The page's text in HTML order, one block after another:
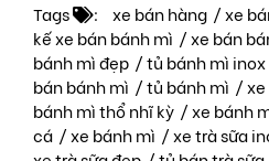
Tags : xe bán hàng /xe
kế xe bán bánh mì /xe bán
bánh mì đẹp /tủ bánh mì inox
bán bánh mì /tủ bánh mì /
bánh mì thổ nhĩ kỳ /xe bánh
cá /xe bánh mì /xe trà sữa